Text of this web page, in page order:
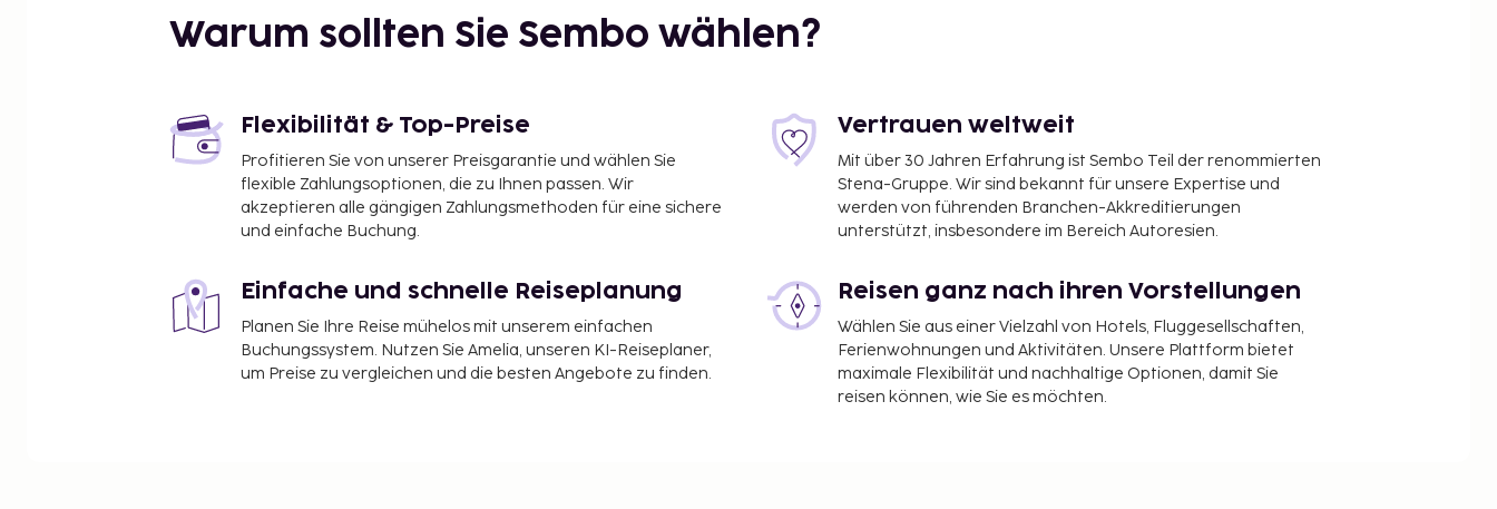
Warum sollten Sie Sembo wählen?
Flexibilität & Top-Preise
Profitieren Sie von unserer Preisgarantie und wählen Sie
flexible Zahlungsoptionen, die zu Ihnen passen. Wir
akzeptieren alle gängigen Zahlungsmethoden für eine sichere
und einfache Buchung.
Vertrauen weltweit
Mit über 30 Jahren Erfahrung ist Sembo Teil der renommierten
Stena-Gruppe. Wir sind bekannt für unsere Expertise und
werden von führenden Branchen-Akkreditierungen
unterstützt, insbesondere im Bereich Autoresien.
Einfache und schnelle Reiseplanung
Planen Sie Ihre Reise mühelos mit unserem einfachen
Buchungssystem. Nutzen Sie Amelia, unseren KI-Reiseplaner,
um Preise zu vergleichen und die besten Angebote zu finden.
Reisen ganz nach ihren Vorstellungen
Wählen Sie aus einer Vielzahl von Hotels, Fluggesellschaften,
Ferienwohnungen und Aktivitäten. Unsere Plattform bietet
maximale Flexibilität und nachhaltige Optionen, damit Sie
reisen können, wie Sie es möchten.